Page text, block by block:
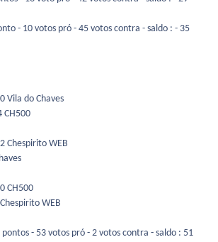
- 10 votos pró - 45 votos contra - saldo : - 35
Vila do Chaves
CH500
Chespirito WEB
CH500
WEB
pontos - 53 votos pró - 2 votos contra - saldo : 51